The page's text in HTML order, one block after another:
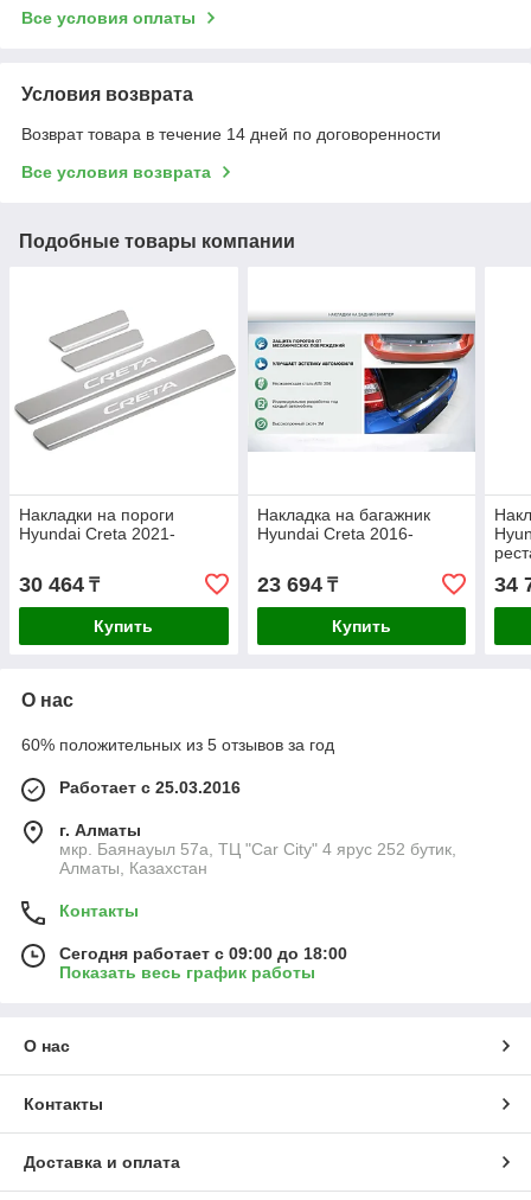
Все условия оплаты
Условия возврата
Возврат товара в течение 14 дней по договоренности
Все условия возврата
Подобные товары компании
Накладки на пороги
Hyundai Creta 2021-
30 464 ₸
Купить
Накладка на багажник
Hyundai Creta 2016-
23 694₸
Купить
34
О нас
60% положительных из 5 отзывов за год
Работает с 25.03.2016
г. Алматы
мкр. Баянауыл 57а, ТЦ "Car Сity" 4 ярус 252 бутик,
Алматы, Казахстан
Контакты
Сегодня работает с 09:00 до 18:00
Показать весь график работы
О нас
Контакты
Доставка и оплата